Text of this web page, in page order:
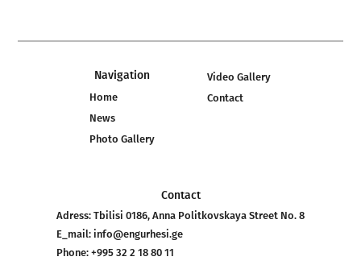
Navigation
Home
News
Photo Gallery
Video Gallery
Contact
Contact
Adress: Tbilisi 0186, Anna Politkovskaya Street No. 8
E_mail: info@engurhesi.ge
Phone: +995 32 2 18 80 11